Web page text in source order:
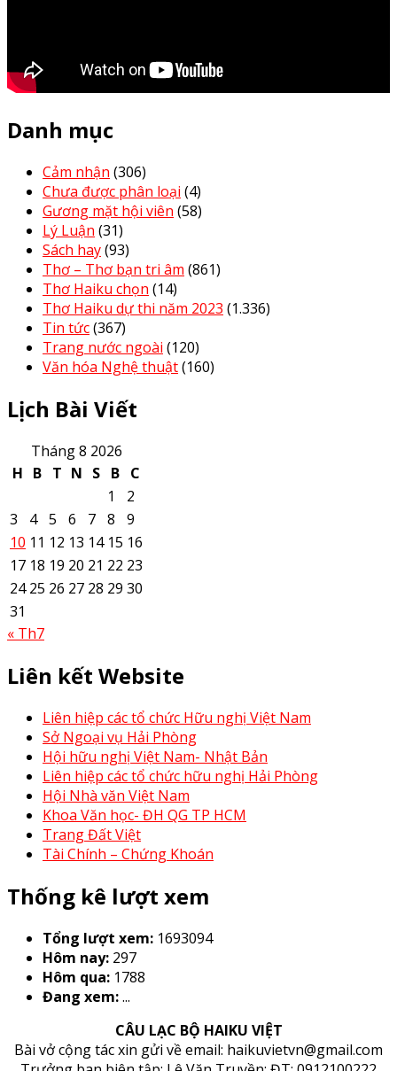
Danh mục
Cảm nhận (306)
Chưa được phân loại (4)
Gương mặt hội viên (58)
Lý Luận (31)
Sách hay(93)
Thơ – Thơ bạn tri âm (861)
Thơ Haiku chọn (14)
Thơ Haiku dự thi năm 2023 (1.336)
Tin tức(367)
Trang nước ngoài (120)
Văn hóa Nghệ thuật(160)
Lịch Bài Viết
Tháng 8 2026
H B T N S B C
1
2
3
4 5 6 7 8
9
10 11 12 13 14 15 16
17 18 19 20 21 22 23
24 25 26 27 28 29 30
31
« Th7
Liên kết Website
Liên hiệp các tổ chức Hữu nghị Việt Nam
Sở Ngoại vụ Hải Phòng
Hội hữu nghị Việt Nam- Nhật Bản
Liên hiệp các tổ chức hữu nghị Hải Phòng
Hội Nhà văn Việt Nam
Khoa Văn học- ĐH QG TP HCM
Trang Đất Việt
Tài Chính – Chứng Khoán
Thống kê lượt xem
Tổng lượt xem: 1693094
Hôm nay: 297
Hôm qua: 1788
Đang xem:...
CÂU LẠC BỘ HAIKU VIỆT
Bài vở cộng tác xin gửi về email: haikuvietvn@gmail.com